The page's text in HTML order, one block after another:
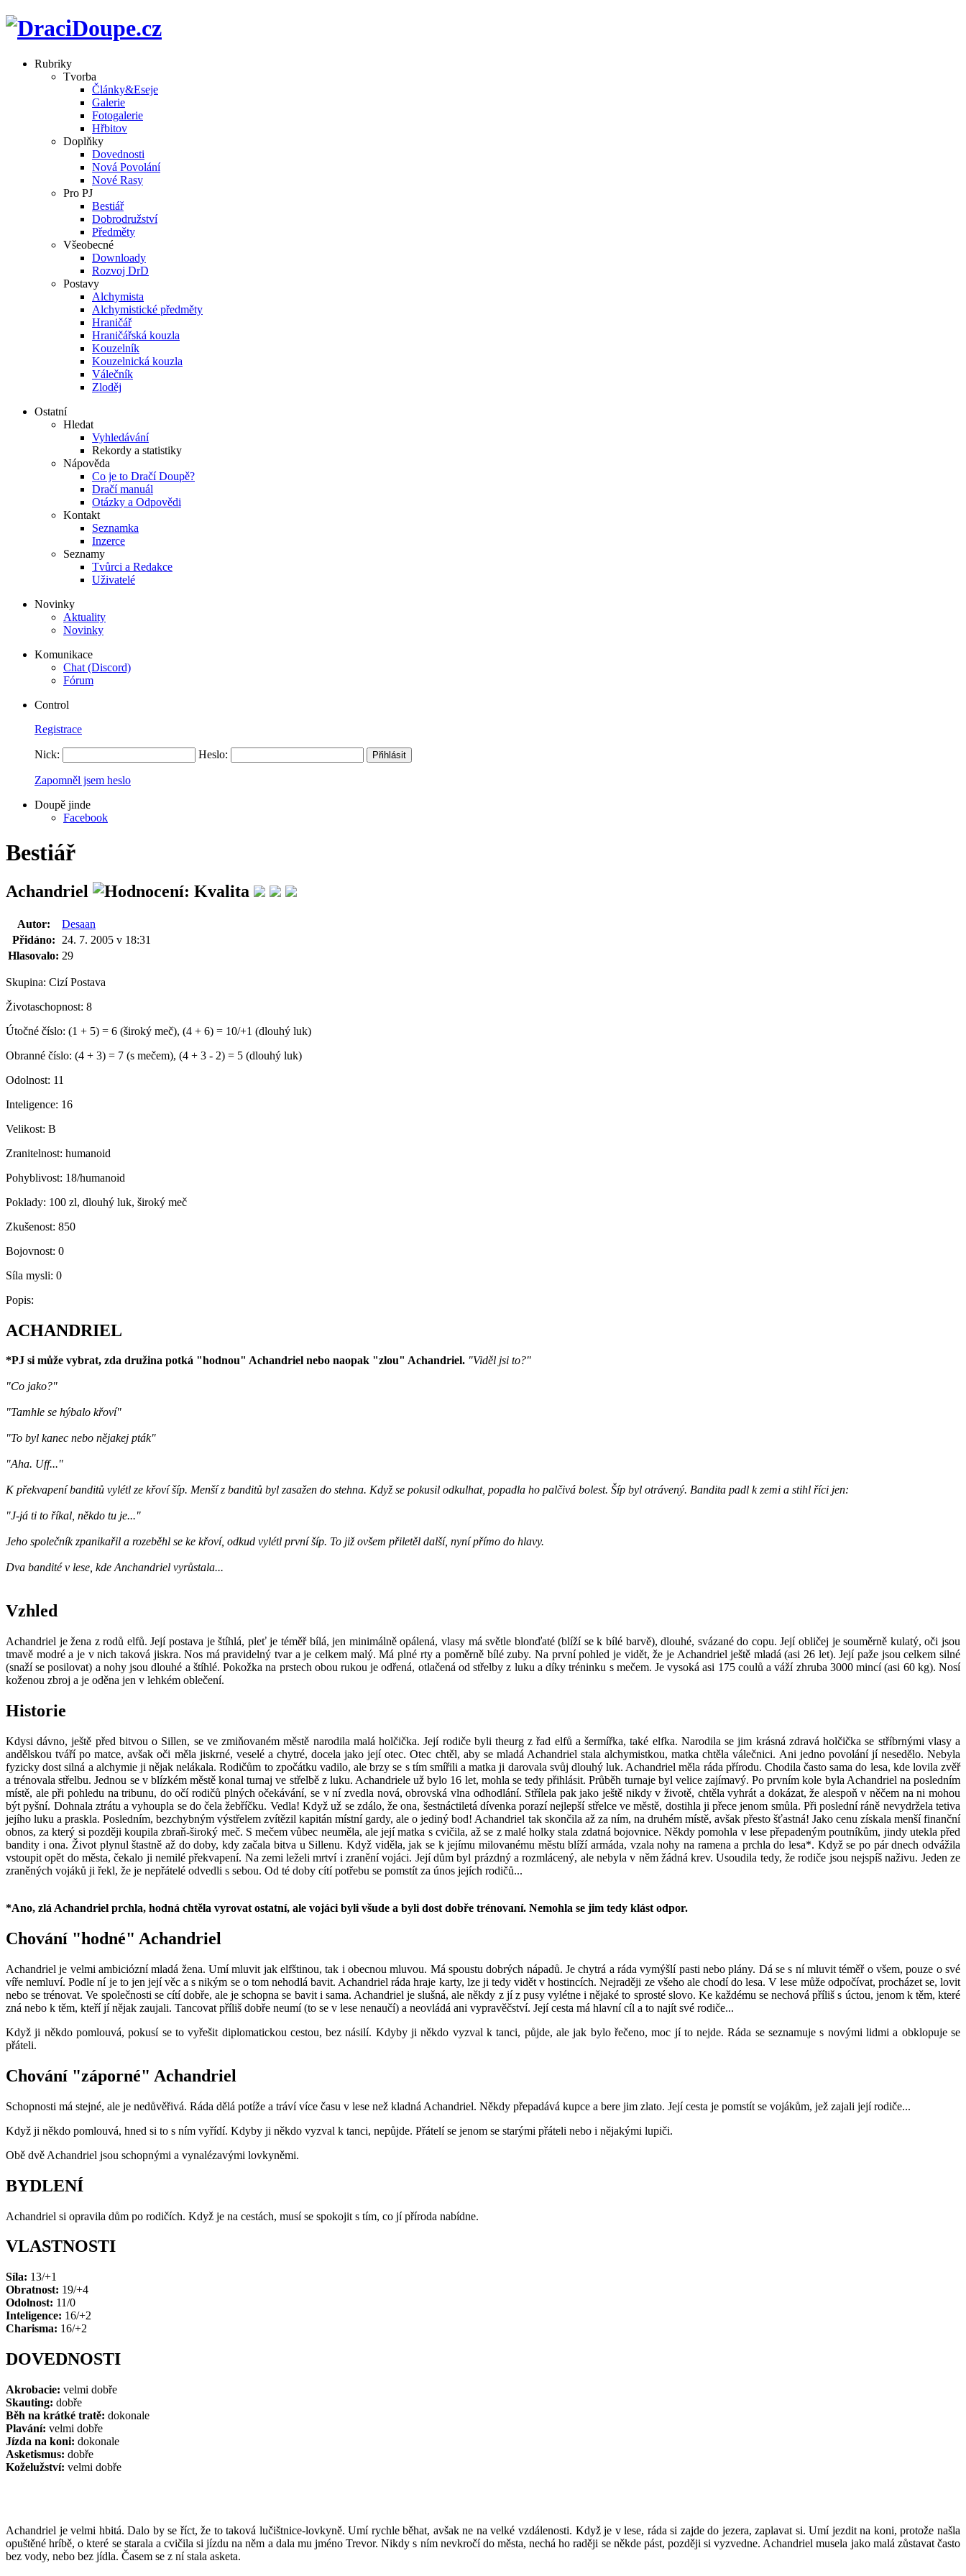
Rubriky
Tvorba
Články&Eseje
Galerie
Fotogalerie
Hřbitov
Doplňky
Dovednosti
Nová Povolání
Nové Rasy
Pro PJ
Bestiář
Dobrodružství
Předměty
Všeobecné
Downloady
Rozvoj DrD
Postavy
Alchymista
Alchymistické předměty
Hraničář
Hraničářská kouzla
Kouzelník
Kouzelnická kouzla
Válečník
Zloděj
Ostatní
Hledat
Vyhledávání
Rekordy a statistiky
Nápověda
Co je to Dračí Doupě?
Dračí manuál
Otázky a Odpovědi
Kontakt
Seznamka
Inzerce
Seznamy
Tvůrci a Redakce
Uživatelé
Novinky
Aktuality
Novinky
Komunikace
Chat (Discord)
Fórum
Control
Registrace
Nick: Heslo:
Zapomněl jsem heslo
Doupě jinde
Facebook
Bestiář
Achandriel
Autor:
Desaan
Přidáno:
24. 7. 2005 v 18:31
Hlasovalo: 29
Skupina: Cizí Postava
Životaschopnost: 8
Útočné číslo: (1 + 5) = 6 (široký meč), (4 + 6) = 10/+1 (dlouhý luk)
Obranné číslo: (4 + 3) = 7 (s mečem), (4 + 3 - 2) = 5 (dlouhý luk)
Odolnost: 11
Inteligence: 16
Velikost: B
Zranitelnost: humanoid
Pohyblivost: 18/humanoid
Poklady: 100 zl, dlouhý luk, široký meč
Zkušenost: 850
Bojovnost: 0
Síla mysli: 0
Popis:
ACHANDRIEL
*PJ si může vybrat, zda družina potká "hodnou" Achandriel nebo naopak "zlou" Achandriel. "Viděl jsi to?"
"Co jako?"
"Tamhle se hýbalo křoví"
"To byl kanec nebo nějakej pták"
"Aha. Uff..."
K překvapení banditů vylétl ze křoví šíp. Menší z banditů byl zasažen do stehna. Když se pokusil odkulhat, popadla ho palčivá bolest. Šíp byl otrávený. Bandita padl k zemi a stihl říci jen:
"J-já ti to říkal, někdo tu je..."
Jeho společník zpanikařil a rozeběhl se ke křoví, odkud vylétl první šíp. To již ovšem přiletěl další, nyní přímo do hlavy.
Dva bandité v lese, kde Anchandriel vyrůstala...
Vzhled
Achandriel je žena z rodů elfů. Její postava je štíhlá, pleť je téměř bílá, jen minimálně opálená, vlasy má světle blonďaté (blíží se k bílé barvě), dlouhé, svázané do copu. Její obličej je souměrně kulatý, oči jsou
tmavě modré a je v nich taková jiskra. Nos má pravidelný tvar a je celkem malý. Má plné rty a poměrně bílé zuby. Na první pohled je vidět, že je Achandriel ještě mladá (asi 26 let). Její paže jsou celkem silné
(snaží se posilovat) a nohy jsou dlouhé a štíhlé. Pokožka na prstech obou rukou je odřená, otlačená od střelby z luku a díky tréninku s mečem. Je vysoká asi 175 coulů a váží zhruba 3000 mincí (asi 60 kg). Nosí
koženou zbroj a je oděna jen v lehkém oblečení.
Historie
Kdysi dávno, ještě před bitvou o Sillen, se ve zmiňovaném městě narodila malá holčička. Její rodiče byli theurg z řad elfů a šermířka, také elfka. Narodila se jim krásná zdravá holčička se stříbrnými vlasy a
andělskou tváří po matce, avšak oči měla jiskrné, veselé a chytré, docela jako její otec. Otec chtěl, aby se mladá Achandriel stala alchymistkou, matka chtěla válečnici. Ani jedno povolání jí nesedělo. Nebyla
fyzicky dost silná a alchymie ji nějak nelákala. Rodičům to zpočátku vadilo, ale brzy se s tím smířili a matka ji darovala svůj dlouhý luk. Achandriel měla ráda přírodu. Chodila často sama do lesa, kde lovila zvěř
a trénovala střelbu. Jednou se v blízkém městě konal turnaj ve střelbě z luku. Achandriele už bylo 16 let, mohla se tedy přihlásit. Průběh turnaje byl velice zajímavý. Po prvním kole byla Achandriel na posledním
místě, ale při pohledu na tribunu, do očí rodičů plných očekávání, se v ní zvedla nová, obrovská vlna odhodlání. Střílela pak jako ještě nikdy v životě, chtěla vyhrát a dokázat, že alespoň v něčem na ni mohou
být pyšní. Dohnala ztrátu a vyhoupla se do čela žebříčku. Vedla! Když už se zdálo, že ona, šestnáctiletá dívenka porazí nejlepší střelce ve městě, dostihla ji přece jenom smůla. Při poslední ráně nevydržela tetiva
jejího luku a praskla. Posledním, bezchybným výstřelem zvítězil kapitán místní gardy, ale o jediný bod! Achandriel tak skončila až za ním, na druhém místě, avšak přesto šťastná! Jako cenu získala menší finanční
obnos, za který si později koupila zbraň-široký meč. S mečem vůbec neuměla, ale její matka s cvičila, až se z malé holky stala zdatná bojovnice. Někdy pomohla v lese přepadeným poutníkům, jindy utekla před
bandity i ona. Život plynul štastně až do doby, kdy začala bitva u Sillenu. Když viděla, jak se k jejímu milovanému městu blíží armáda, vzala nohy na ramena a prchla do lesa*. Když se po pár dnech odvážila
vstoupit opět do města, čekalo ji nemilé překvapení. Na zemi leželi mrtví i zranění vojáci. Její dům byl prázdný a rozmlácený, ale nebyla v něm žádná krev. Usoudila tedy, že rodiče jsou nejspíš naživu. Jeden ze
zraněných vojáků ji řekl, že je nepřátelé odvedli s sebou. Od té doby cítí potřebu se pomstít za únos jejích rodičů...
*Ano, zlá Achandriel prchla, hodná chtěla vyrovat ostatní, ale vojáci byli všude a byli dost dobře trénovaní. Nemohla se jim tedy klást odpor.
Chování "hodné" Achandriel
Achandriel je velmi ambiciózní mladá žena. Umí mluvit jak elfštinou, tak i obecnou mluvou. Má spoustu dobrých nápadů. Je chytrá a ráda vymýšlí pasti nebo plány. Dá se s ní mluvit téměř o všem, pouze o své
víře nemluví. Podle ní je to jen její věc a s nikým se o tom nehodlá bavit. Achandriel ráda hraje karty, lze ji tedy vidět v hostincích. Nejraději ze všeho ale chodí do lesa. V lese může odpočívat, procházet se, lovit
nebo se trénovat. Ve společnosti se cítí dobře, ale je schopna se bavit i sama. Achandriel je slušná, ale někdy z jí z pusy vylétne i nějaké to sprosté slovo. Ke každému se nechová příliš s úctou, jenom k těm, které
zná nebo k těm, kteří jí nějak zaujali. Tancovat příliš dobře neumí (to se v lese nenaučí) a neovládá ani vypravěčství. Její cesta má hlavní cíl a to najít své rodiče...
Když ji někdo pomlouvá, pokusí se to vyřešit diplomatickou cestou, bez násilí. Kdyby ji někdo vyzval k tanci, půjde, ale jak bylo řečeno, moc jí to nejde. Ráda se seznamuje s novými lidmi a obklopuje se
přáteli.
Chování "záporné" Achandriel
Schopnosti má stejné, ale je nedůvěřivá. Ráda dělá potíže a tráví více času v lese než kladná Achandriel. Někdy přepadává kupce a bere jim zlato. Její cesta je pomstít se vojákům, jež zajali její rodiče...
Když ji někdo pomlouvá, hned si to s ním vyřídí. Kdyby ji někdo vyzval k tanci, nepůjde. Přátelí se jenom se starými přáteli nebo i nějakými lupiči.
Obě dvě Achandriel jsou schopnými a vynalézavými lovkyněmi.
BYDLENÍ
Achandriel si opravila dům po rodičích. Když je na cestách, musí se spokojit s tím, co jí příroda nabídne.
VLASTNOSTI
Síla: 13/+1
Obratnost: 19/+4
Odolnost: 11/0
Inteligence: 16/+2
Charisma: 16/+2
DOVEDNOSTI
Akrobacie: velmi dobře
Skauting: dobře
Běh na krátké tratě: dokonale
Plavání: velmi dobře
Jízda na koni: dokonale
Asketismus: dobře
Koželužství: velmi dobře
Achandriel je velmi hbitá. Dalo by se říct, že to taková lučištnice-lovkyně. Umí rychle běhat, avšak ne na velké vzdálenosti. Když je v lese, ráda si zajde do jezera, zaplavat si. Umí jezdit na koni, protože našla
opuštěné hríbě, o které se starala a cvičila si jízdu na něm a dala mu jméno Trevor. Nikdy s ním nevkročí do města, nechá ho raději se někde pást, později si vyzvedne. Achandriel musela jako malá zůstavat často
bez vody, nebo bez jídla. Časem se z ní stala asketa.